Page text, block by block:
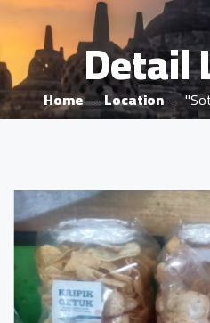
Detail
Home Location